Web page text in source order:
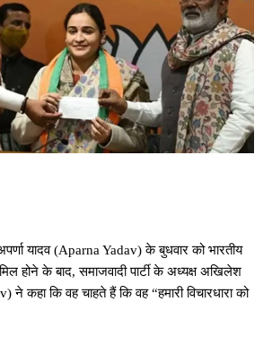
यादव (Aparna Yadav) के बुधवार को भारतीय
होने के बाद, समाजवादी पार्टी के अध्यक्ष अखिलेश
कहा कि वह चाहते हैं कि वह “हमारी विचारधारा को